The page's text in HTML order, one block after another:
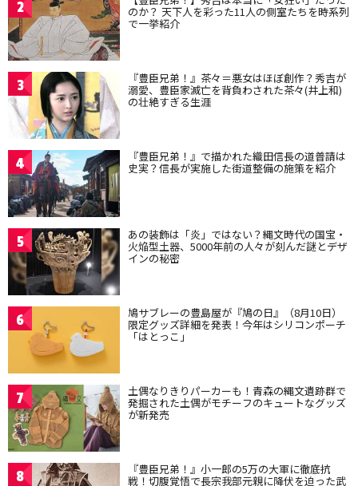
2 のか？ 天下人を彩った11人の側室たちを時系列
で一挙紹介
3 『豊臣兄弟！』茶々＝悪女はほぼ創作？秀吉が
溺愛、豊臣家滅亡を背負わされた茶々(井上和)
の壮絶すぎる生涯
4 『豊臣兄弟！』で描かれた織田信長の道普請は
史実？信長が実施した街道整備の施策を紹介
5 あの装飾は「炎」ではない？縄文時代の国宝・
火焔型土器、5000年前の人々が刻んだ謎とデザ
インの秘密
6 鳩サブレーの豊島屋が『鳩の日』（8月10日）
限定グッズ詳細を発表！今年はシリコンポーチ
「はとっこ」
7 土偶なりきりパーカーも！青森の縄文遺跡群で
発掘された土偶がモチーフのキュートなグッズ
が新発売
8 『豊臣兄弟！』小一郎の5万の大軍に徹底抗
戦！切腹覚悟で長宗我部元親に降伏を迫った武